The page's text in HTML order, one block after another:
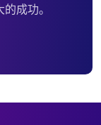
成功。